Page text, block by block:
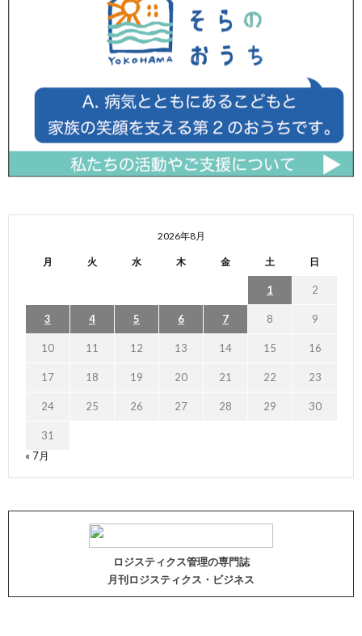
2026年8月
月 火 水 木 金 土 日
1 2
3 4 5 6 7 8 9
10 11 12 13 14 15 16
17 18 19 20 21 22 23
24 25 26 27 28 29 30
31
« 7月
ロジスティクス管理の専門誌
月刊ロジスティクス・ビジネス